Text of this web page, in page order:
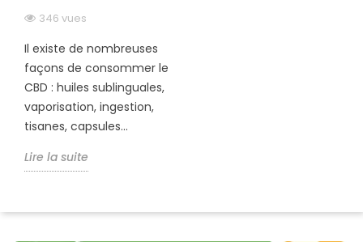
346 vues
Il existe de nombreuses
façons de consommer le
CBD : huiles sublinguales,
vaporisation, ingestion,
tisanes, capsules...
Lire la suite